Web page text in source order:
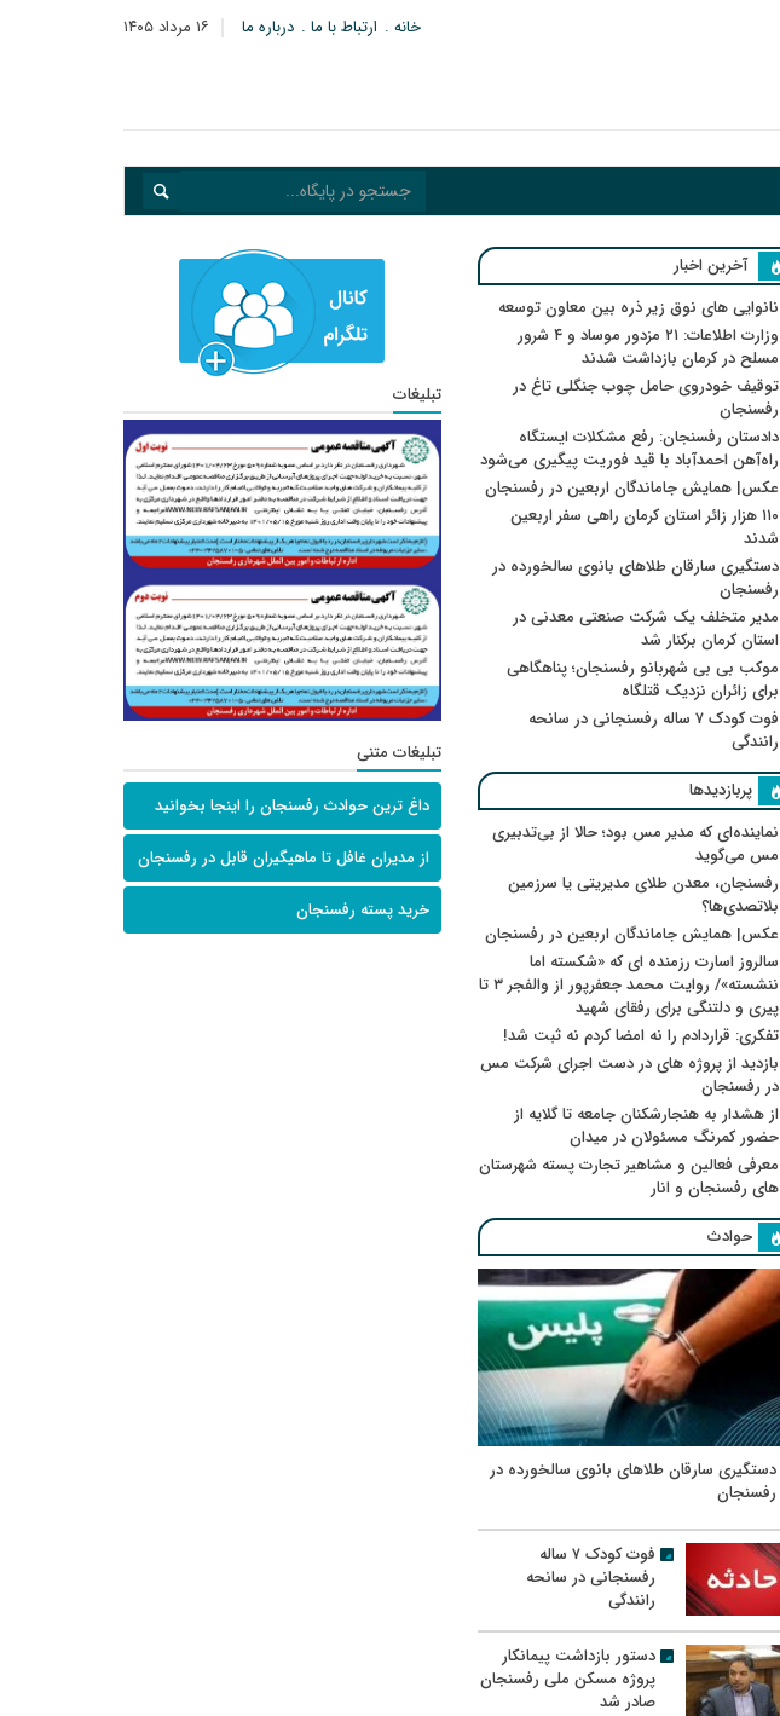
۱۶ مرداد ۱۴۰۵ خانه ارتباط با ما درباره ما
آخرین اخبار
نانوایی های نوق زیر ذره بین معاون توسعه
وزارت اطلاعات: ۲۱ مزدور موساد و ۴ شرور
مسلح در کرمان بازداشت شدند
توقیف خودروی حامل چوب جنگلی تاغ در
رفسنجان
دادستان رفسنجان: رفع مشکلات ایستگاه
راه‌آهن احمدآباد با قید فوریت پیگیری می‌شود
عکس| همایش جاماندگان اربعین در رفسنجان
۱۱۰ هزار زائر استان کرمان راهی سفر اربعین
شدند
دستگیری سارقان طلاهای بانوی سالخورده در
رفسنجان
مدیر متخلف یک شرکت صنعتی معدنی در
استان کرمان برکنار شد
موکب بی بی شهربانو رفسنجان؛ پناهگاهی
برای زائران نزدیک قتلگاه
فوت کودک ۷ ساله رفسنجانی در سانحه
رانندگی
پربازدیدها
نماینده‌ای که مدیر مس بود؛ حالا از بی‌تدبیری
مس می‌گوید
رفسنجان، معدن طلای مدیریتی یا سرزمین
بلاتصدی‌ها؟
عکس| همایش جاماندگان اربعین در رفسنجان
سالروز اسارت رزمنده ای که «شکسته اما
ننشسته»/ روایت محمد جعفرپور از والفجر ۳ تا
پیری و دلتنگی برای رفقای شهید
تفکری: قراردادم را نه امضا کردم نه ثبت شد!
بازدید از پروژه های در دست اجرای شرکت مس
در رفسنجان
از هشدار به هنجارشکنان جامعه تا گلایه از
حضور کمرنگ مسئولان در میدان
معرفی فعالین و مشاهیر تجارت پسته شهرستان
های رفسنجان و انار
حوادث
دستگیری سارقان طلاهای بانوی سالخورده در
رفسنجان
فوت کودک ۷ ساله
رفسنجانی در سانحه
رانندگی
دستور بازداشت پیمانکار
پروژه مسکن ملی رفسنجان
صادر شد
تبلیغات
تبلیغات متنی
داغ ترین حوادث رفسنجان را اینجا بخوانید
از مدیران غافل تا ماهیگیران قابل در رفسنجان
خرید پسته رفسنجان